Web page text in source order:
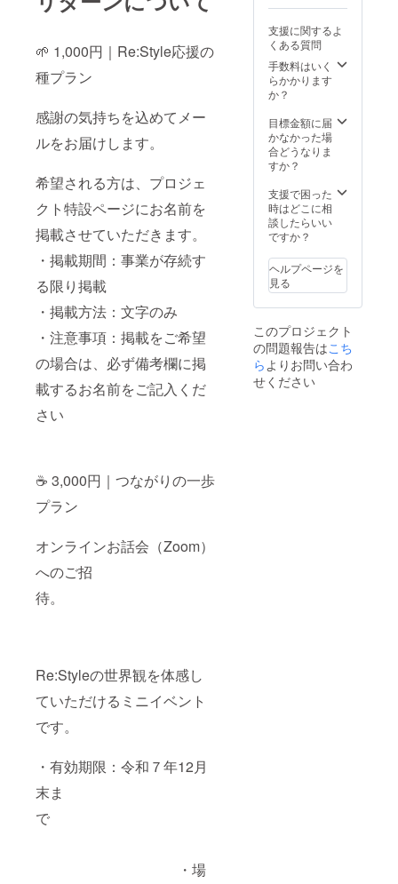
🌱 1,000円｜Re:Style応援の
種プラン
感謝の気持ちを込めてメー
ルをお届けします。
希望される方は、プロジェ
クト特設ページにお名前を
掲載させていただきます。
・掲載期間：事業が存続す
る限り掲載
・掲載方法：文字のみ
・注意事項：掲載をご希望
の場合は、必ず備考欄に掲
載するお名前をご記入くだ
さい
☕ 3,000円｜つながりの一歩
プラン
オンラインお話会（Zoom）
へのご招
待。
Re:Styleの世界観を体感し
ていただけるミニイベント
です。
・有効期限：令和７年12月
末ま
で
・場
PDF
データ
（A4サ
イズ・
全4ペー
ジ）
容：脳
診断（4
タイプ
と特
徴、活
かし方
のアド
方法：
登録い
ただい
たメー
ルアド
レス宛
にPDF
ンライ
ン
（ZOO
M） ・
Re:Styl
e先行案
・
Re:Styl
eオンラ
先行案
内は、
登録い
ただい
ルアド
レス宛
に
しま
す。
・
ご招待
状は
加券
実施概
要：60
分×１回
・
和８年3
月末ま
で
法：オ
ンライ
ン
（ZOO
感謝の
お名前
掲載
（希望
・
掲載期
間：事
業が存
続する
・
要：90
分×１回
・
有効期
限：令
月末ま
で
・
受講方
ンライ
ン
（ZOO
M） ・
（全8回
／通常
44,000
円）
実施概
要：90
分×８回
・
有効期
支援に関するよ
くある質問
手数料はいく
らかかります
か？
目標金額に届
かなかった場
合どうなりま
すか？
支援で困った
時はどこに相
談したらいい
ですか？
ヘルプページを
見る
このプロジェクト
の問題報告はこち
ら よりお問い合わ
せください